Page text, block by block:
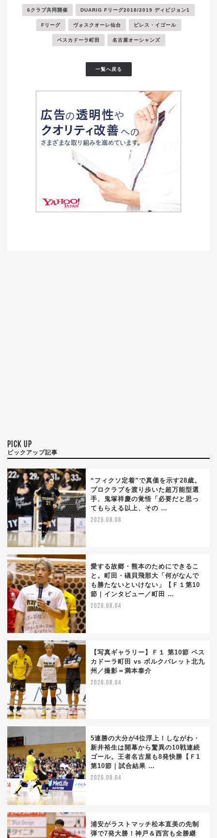
6クラブ共同開催 DUARIG Fリーグ2018/2019 ディビジョン1
Fリーグ ヴォスクオーレ仙台 ピレス・イゴール
ペスカドーラ町田 名古屋オーシャンズ
一覧へ戻る
PICK UP
ピックアップ記事
“フィクソ定着”で真価を示す28歳。
プロクラブを渡り歩いた超万能型選
手、鬼塚祥慶の覚悟「必要だと思っ
てもらえる以上、その …
2026.08.08
愛する故郷・熊本のためにできるこ
と。町田・礒貝飛那大「何がなんで
も勝たないといけない」【Ｆ１第10
節｜インタビュー／町田 …
2026.08.04
【写真ギャラリー】Ｆ１ 第10節 ペス
カドーラ町田 vs ボルクバレット北九
州／撮影＝満本泰介
2026.08.04
5連勝の大分が4位浮上！しながわ・
新井裕生は開幕から驚異の10戦連続
ゴール。王者名古屋も8発快勝【Ｆ1
第10節｜試合結果 …
2026.08.04
浦安がラストマッチ松本直美の先制
弾で7発大勝！神戸＆西宮も全勝継